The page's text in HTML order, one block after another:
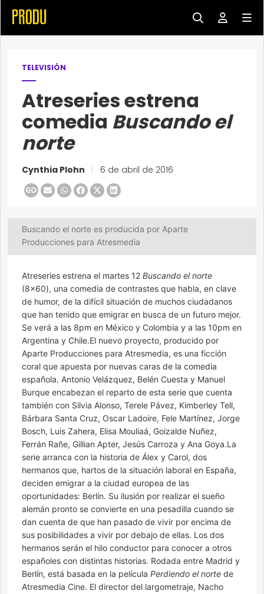
TELEVISIÓN
Atreseries estrena
comedia Buscando el
norte
Cynthia Plohn 6 de abril de 2016
Buscando el norte es producida por Aparte
Producciones para Atresmedia
Atreseries estrena el martes 12 Buscando el norte
(8×60), una comedia de contrastes que habla, en clave
de humor, de la difícil situación de muchos ciudadanos
que han tenido que emigrar en busca de un futuro mejor.
Se verá a las 8pm en México y Colombia y a las 10pm en
Argentina y Chile.El nuevo proyecto, producido por
Aparte Producciones para Atresmedia, es una ficción
coral que apuesta por nuevas caras de la comedia
española. Antonio Velázquez, Belén Cuesta y Manuel
Burque encabezan el reparto de esta serie que cuenta
también con Silvia Alonso, Terele Pávez, Kimberley Tell,
Bárbara Santa Cruz, Oscar Ladoire, Fele Martínez, Jorge
Bosch, Luis Zahera, Elisa Mouliaá, Goizalde Nuñez,
Ferrán Rañe, Gillian Apter, Jesús Carroza y Ana Goya.La
serie arranca con la historia de Álex y Carol, dos
hermanos que, hartos de la situación laboral en España,
deciden emigrar a la ciudad europea de las
oportunidades: Berlín. Su ilusión por realizar el sueño
alemán pronto se convierte en una pesadilla cuando se
dan cuenta de que han pasado de vivir por encima de
sus posibilidades a vivir por debajo de ellas. Los dos
hermanos serán el hilo conductor para conocer a otros
españoles con distintas historias. Rodada entre Madrid y
Berlín, está basada en la película Perdiendo el norte de
Atresmedia Cine. El director del largometraje, Nacho